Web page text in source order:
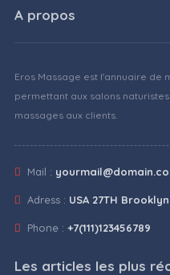
A propos
Eros Massage est l'annuaire
permettant aux salons
massages aux clients.
Mail :
Adress : USA 27TH
Phone : +7(111)123456789
Les articles les plus